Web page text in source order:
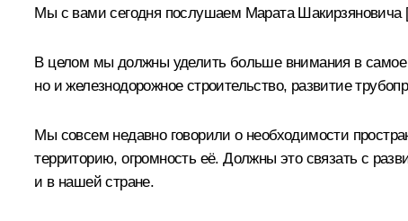
Мы с вами сегодня послушаем Марата Шакирзяновича
В целом мы должны уделить больше внимания в
но и железнодорожное строительство, развитие
Мы совсем недавно говорили о необходимости
территорию, огромность её. Должны это связать с
и в нашей стране.